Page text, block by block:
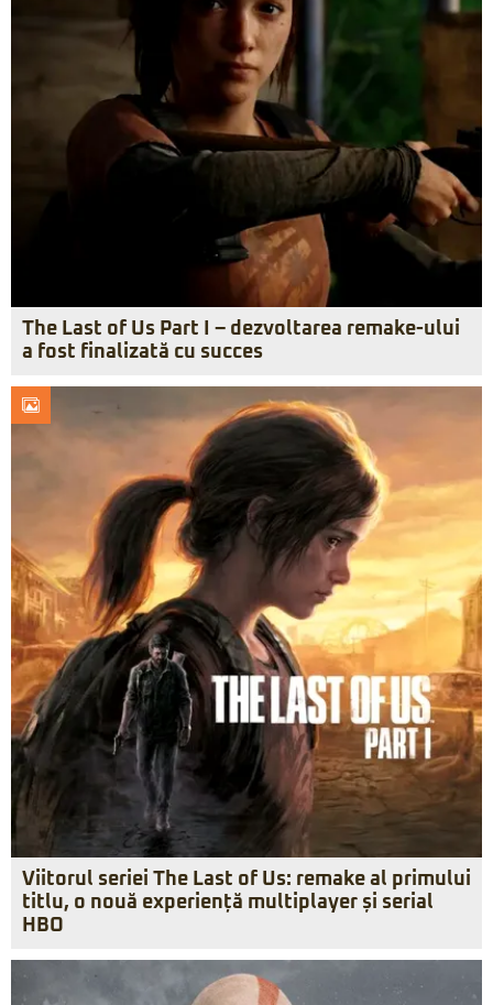
The Last of Us Part I – dezvoltarea remake-ului
a fost finalizată cu succes
Viitorul seriei The Last of Us: remake al primului
titlu, o nouă experiență multiplayer și serial
HBO